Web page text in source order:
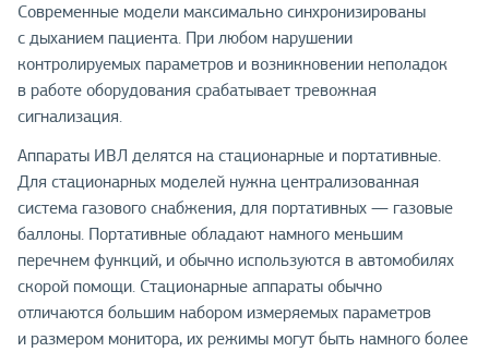
Современные модели максимально синхронизированы
с дыханием пациента. При любом нарушении
контролируемых параметров и возникновении неполадок
в работе оборудования срабатывает тревожная
сигнализация.
Аппараты ИВЛ делятся на стационарные и портативные.
Для стационарных моделей нужна централизованная
система газового снабжения, для портативных — газовые
баллоны. Портативные обладают намного меньшим
перечнем функций, и обычно используются в автомобилях
скорой помощи. Стационарные аппараты обычно
отличаются большим набором измеряемых параметров
и размером монитора, их режимы могут быть намного более